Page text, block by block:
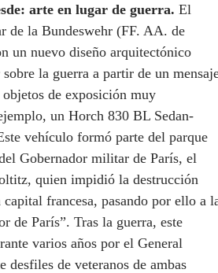
arte en lugar de guerra. El
de la Bundeswehr (FF. AA. de
un nuevo diseño arquitectónico
la guerra a partir de un
de exposición muy
un Horch 830 BL Sedan-
vehículo formó parte del parque
Gobernador militar de París, el
quien impidió la destrucción
francesa, pasando por ello a
de París”. Tras la guerra, este
varios años por el General
desfiles de veteranos de ambas